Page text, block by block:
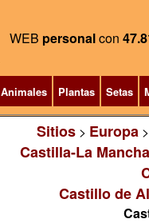
WEB personalcon
Animales Plantas Setas
Sitios> Europa
Castilla-La Mancha
Castillo de